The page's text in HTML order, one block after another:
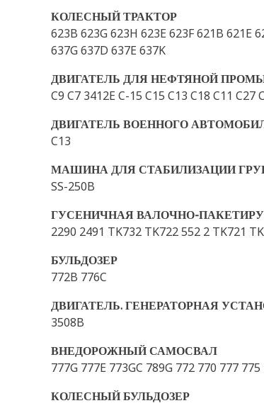
КОЛЕСНЫЙ ТРАКТОР
623B 623G 623H 623E 623F 621B 621E
637G 637D 637E 637K
ДВИГАТЕЛЬ ДЛЯ НЕФТЯНОЙ
C9 C7 3412E C-15 C15 C13 C18 C11 C27
ДВИГАТЕЛЬ ВОЕННОГО
C13
МАШИНА ДЛЯ СТАБИЛИЗАЦИИ
SS-250B
ГУСЕНИЧНАЯ ВАЛОЧНО-
2290 2491 TK732 TK722 552 2 TK721
БУЛЬДОЗЕР
772B 776C
ДВИГАТЕЛЬ. ГЕНЕРАТОРНАЯ
3508B
ВНЕДОРОЖНЫЙ САМОСВАЛ
777G 777E 773GC 789G 772 770 777
КОЛЕСНЫЙ БУЛЬДОЗЕР